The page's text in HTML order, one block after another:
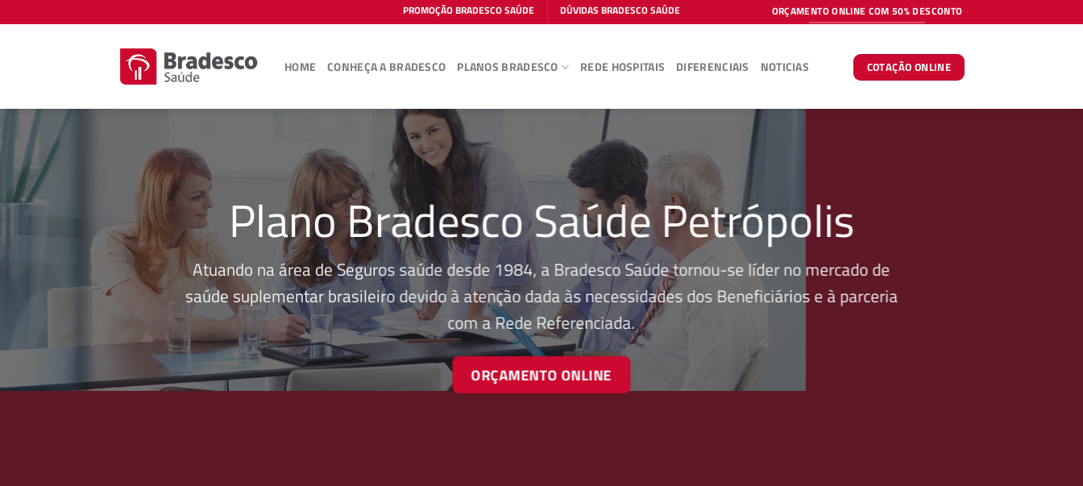
to
PROMOÇÃO BRADESCO SAÚDE DÚVIDAS BRADESCO SAÚDE ORÇAMENTO ONLINE COM 50% DESCONTO
HOME CONHEÇA A BRADESCO PLANOS BRADESCO REDE HOSPITAIS DIFERENCIAIS NOTICIAS COTAÇÃO ONLINE
Plano Bradesco Saúde Petrópolis
Atuando na área de Seguros saúde desde 1984, a Bradesco Saúde tornou-se líder no mercado de
saúde suplementar brasileiro devido à atenção dada às necessidades dos Beneficiários e à parceria
com a Rede Referenciada.
ORÇAMENTO ONLINE